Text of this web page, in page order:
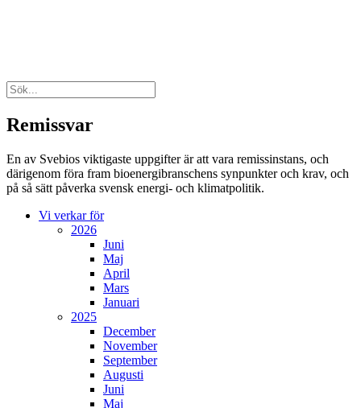
Remissvar
En av Svebios viktigaste uppgifter är att vara remissinstans, och
därigenom föra fram bioenergibranschens synpunkter och krav, och
på så sätt påverka svensk energi- och klimatpolitik.
Vi verkar för
2026
Juni
Maj
April
Mars
Januari
2025
December
November
September
Augusti
Juni
Maj